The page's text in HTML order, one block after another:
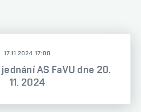
17.11.2024 17:00
AS FaVU dne 20.
11. 2024